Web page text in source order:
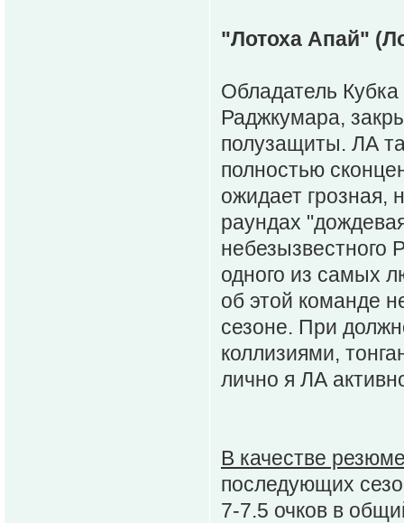
"Лотоха Апай"
Обладатель
Раджкумара,
полузащиты. ЛА
полностью
ожидает грозная,
раундах
небезызвестного
одного из самых
об этой команде
сезоне. При
коллизиями,
лично я ЛА
В качестве
последующих
7-7.5 очков в